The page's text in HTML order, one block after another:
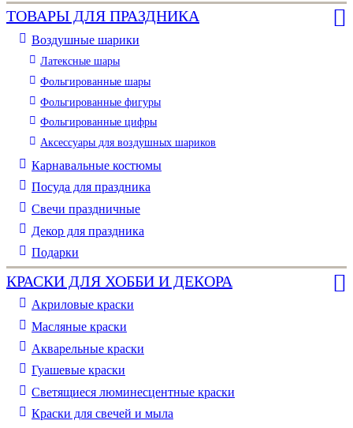
ТОВАРЫ ДЛЯ ПРАЗДНИКА
Воздушные шарики
Латексные шары
Фольгированные шары
Фольгированные фигуры
Фольгированные цифры
Аксессуары для воздушных шариков
Карнавальные костюмы
Посуда для праздника
Свечи праздничные
Декор для праздника
Подарки
КРАСКИ ДЛЯ ХОББИ И ДЕКОРА
Акриловые краски
Масляные краски
Акварельные краски
Гуашевые краски
Светящиеся люминесцентные краски
Краски для свечей и мыла